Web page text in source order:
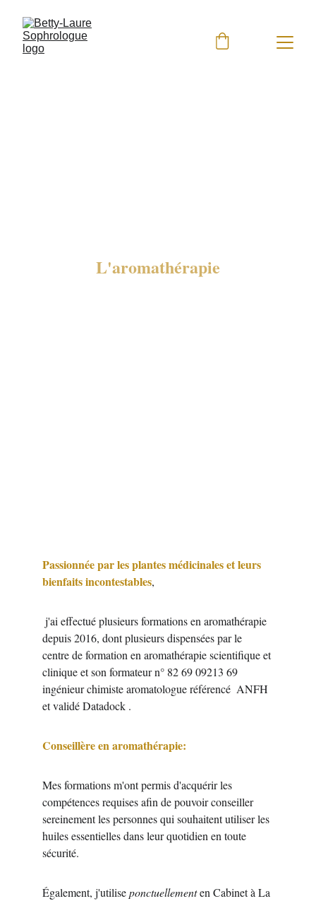
L'aromathérapie
Passionnée par les plantes médicinales et leurs
bienfaits incontestables,
depuis 2016, dont plusieurs dispensées par le
centre de formation en aromathérapie scientifique et
clinique et son formateur n° 82 69 09213 69
ingénieur chimiste aromatologue référencé  ANFH
et validé Datadock .
Conseillère en aromathérapie:
Mes formations m'ont permis d'acquérir les
compétences requises afin de pouvoir conseiller
sereinement les personnes qui souhaitent utiliser les
huiles essentielles dans leur quotidien en toute
sécurité.
Également, j'utilise ponctuellement en Cabinet à La